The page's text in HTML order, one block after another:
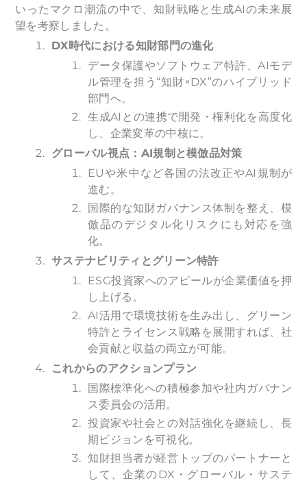
いったマクロ潮流の中で、知財戦略と生成AIの未来展
望を考察しました。
DX時代における知財部門の進化
データ保護やソフトウェア特許、AIモデ
ル管理を担う“知財×DX”のハイブリッド
部門へ。
生成AIとの連携で開発・権利化を高度化
し、企業変革の中核に。
グローバル視点：AI規制と模倣品対策
EUや米中など各国の法改正やAI規制が
進む。
国際的な知財ガバナンス体制を整え、模
倣品のデジタル化リスクにも対応を強
化。
サステナビリティとグリーン特許
ESG投資家へのアピールが企業価値を押
し上げる。
AI活用で環境技術を生み出し、グリーン
特許とライセンス戦略を展開すれば、社
会貢献と収益の両立が可能。
これからのアクションプラン
国際標準化への積極参加や社内ガバナン
ス委員会の活用。
投資家や社会との対話強化を継続し、長
期ビジョンを可視化。
知財担当者が経営トップのパートナーと
して、企業のDX・グローバル・サステ